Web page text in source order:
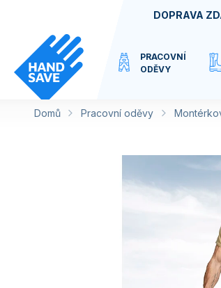
DOPRAVA
PRACOVNÍ
ODĚVY
VIRTUÁLNÍ
Domů Pracovní oděvy